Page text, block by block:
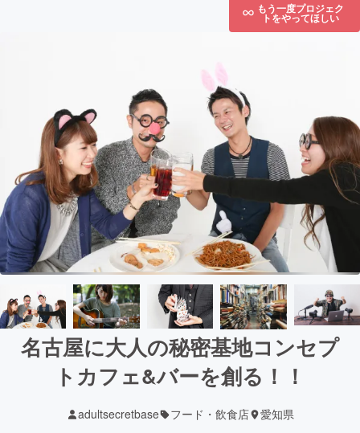
もう一度プロジェク
トをやってほしい
名古屋に大人の秘密基地コンセプ
トカフェ&バーを創る！！
adultsecretbase フード・飲食店 愛知県